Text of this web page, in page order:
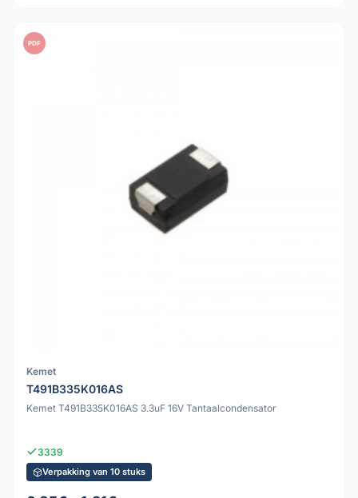
PDF
Kemet
T491B335K016AS
Kemet T491B335K016AS 3.3uF 16V Tantaalcondensator
3339
Verpakking van 10 stuks